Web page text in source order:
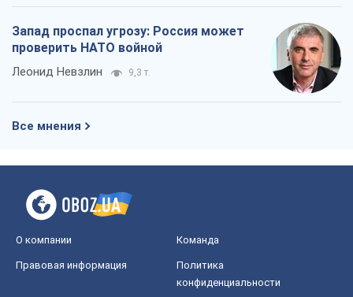
Запад проспал угрозу: Россия может
проверить НАТО войной
Леонид Невзлин 9,3 т.
Все мнения
О компании Команда
Правовая информация
Политика
конфиденциальности